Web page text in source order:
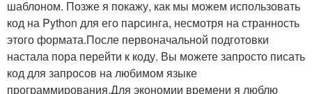
шаблоном. Позже я покажу, как мы можем использовать
код на Python для его парсинга, несмотря на странность
этого формата.После первоначальной подготовки
настала пора перейти к коду. Вы можете запросто писать
код для запросов на любимом языке
программирования.Для экономии времени я люблю